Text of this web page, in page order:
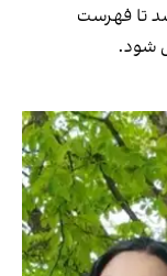
تا فهرست
شود.